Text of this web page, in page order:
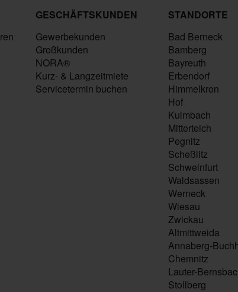
GESCHÄFTSKUNDEN
Gewerbekunden
Großkunden
NORA®
Kurz- & Langzeitmiete
Servicetermin buchen
STANDORTE
Bad Berneck
Bamberg
Bayreuth
Erbendorf
Himmelkron
Hof
Kulmbach
Mitterteich
Pegnitz
Scheßlitz
Schweinfurt
Waldsassen
Werneck
Wiesau
Zwickau
Altmittweida
Annaberg-
Chemnitz
Lauter-
Stollberg